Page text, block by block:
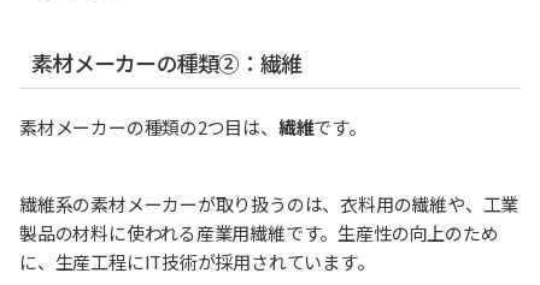
素材メーカーの種類②：繊維
素材メーカーの種類の2つ目は、 繊維です。
繊維系の素材メーカーが取り扱うのは、衣料用の繊維や、工業
製品の材料に使われる産業用繊維です。生産性の向上のため
に、生産工程にIT技術が採用されています。